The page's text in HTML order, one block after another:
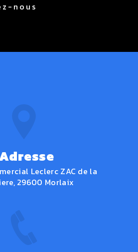
nous
Leclerc ZAC de la
29600 Morlaix